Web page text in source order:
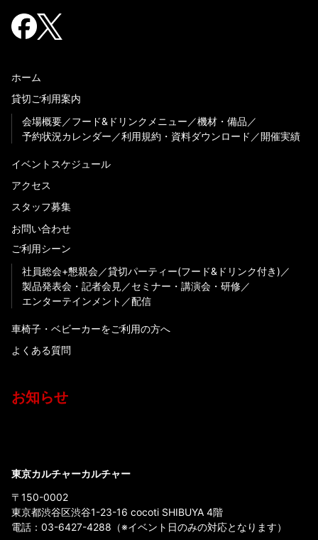
ホーム
貸切ご利用案内
会場概要
フード&ドリンクメニュー
機材・備品
予約状況カレンダー
利用規約・資料ダウンロード 開催実績
イベントスケジュール
アクセス
スタッフ募集
お問い合わせ
ご利用シーン
社員総会+懇親会
貸切パーティー(フード&ドリンク付き)
製品発表会・記者会見
セミナー・講演会・研修
エンターテインメント
配信
車椅子・ベビーカーをご利用の方へ
よくある質問
お知らせ
東京カルチャーカルチャー
〒150-0002
東京都渋谷区渋谷1-23-16 cocoti SHIBUYA 4階
電話： 03-6427-4288 （※イベント日のみの対応となります）